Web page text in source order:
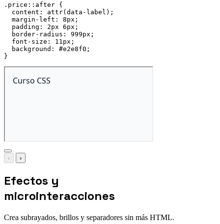
.price::after {
content : attr( data-label ) ;
margin-left : 8px ;
padding : 2px 6px ;
border-radius : 999px ;
font-size : 11px ;
background : #e2e8f0 ;
}
‹ ›
Efectos y
microinteracciones
Crea subrayados, brillos y separadores sin más HTML.